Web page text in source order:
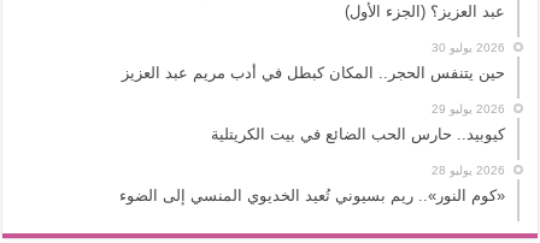
عبد العزيز؟ (الجزء الأول)
2026 يوليو 30
حين يتنفس الحجر.. المكان كبطل في أدب مريم عبد العزيز
2026 يوليو 29
كيوبيد.. حارس الحب الضائع في بيت الكريتلية
2026 يوليو 28
«كوم النور».. ريم بسيوني تُعيد الخديوي المنسي إلى الضوء